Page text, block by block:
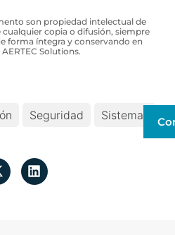
son propiedad intelectual de
cualquier copia o difusión, siempre
forma íntegra y conservando en
Solutions.
Seguridad
Sistemas